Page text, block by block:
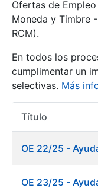
Mostrar/Ocultar
Mostrar/Ocultar
Ofertas de
Moneda y Timbre
RCM).
En todos los
cumplimentar un
selectivas. Más
Título